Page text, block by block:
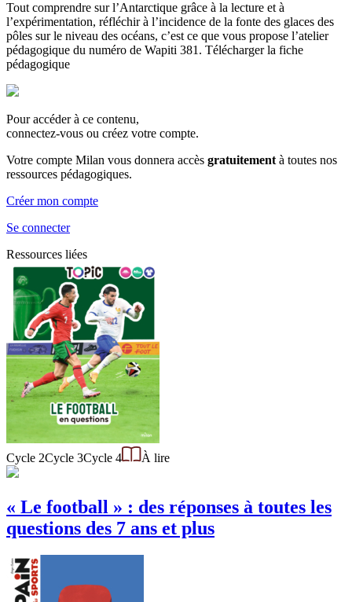
Tout comprendre sur l’Antarctique grâce à la lecture et à
l’expérimentation, réfléchir à l’incidence de la fonte des glaces des
pôles sur le niveau des océans, c’est ce que vous propose l’atelier
pédagogique du numéro de Wapiti 381. Télécharger la fiche
pédagogique
Pour accéder à ce contenu,
connectez-vous ou créez votre compte.
Votre compte Milan vous donnera accès gratuitement à toutes nos
ressources pédagogiques.
Créer mon compte
Se connecter
Ressources liées
Cycle 2Cycle 3Cycle 4 À lire
« Le football » : des réponses à toutes les
questions des 7 ans et plus